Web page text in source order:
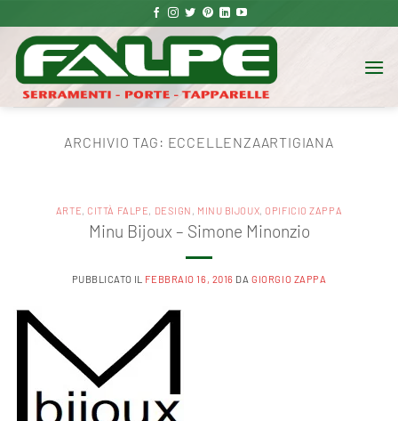
ai
contenuti
ARCHIVIO TAG: ECCELLENZAARTIGIANA‬
ARTE, CITTÀ FALPE, DESIGN , MINU BIJOUX, OPIFICIO ZAPPA
Minu Bijoux – Simone Minonzio
PUBBLICATO IL FEBBRAIO 16, 2016 DAGIORGIO ZAPPA